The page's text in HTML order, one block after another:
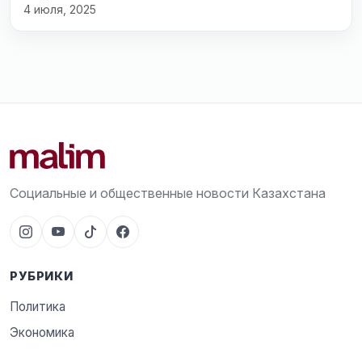
4 июля, 2025
Социальные и общественные новости Казахстана
РУБРИКИ
Политика
Экономика